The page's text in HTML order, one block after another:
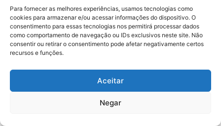
Para fornecer as melhores experiências, usamos tecnologias como
cookies para armazenar e/ou acessar informações do dispositivo. O
consentimento para essas tecnologias nos permitirá processar dados
como comportamento de navegação ou IDs exclusivos neste site. Não
consentir ou retirar o consentimento pode afetar negativamente certos
recursos e funções.
Aceitar
Negar
Eleições 2026: procuradores e